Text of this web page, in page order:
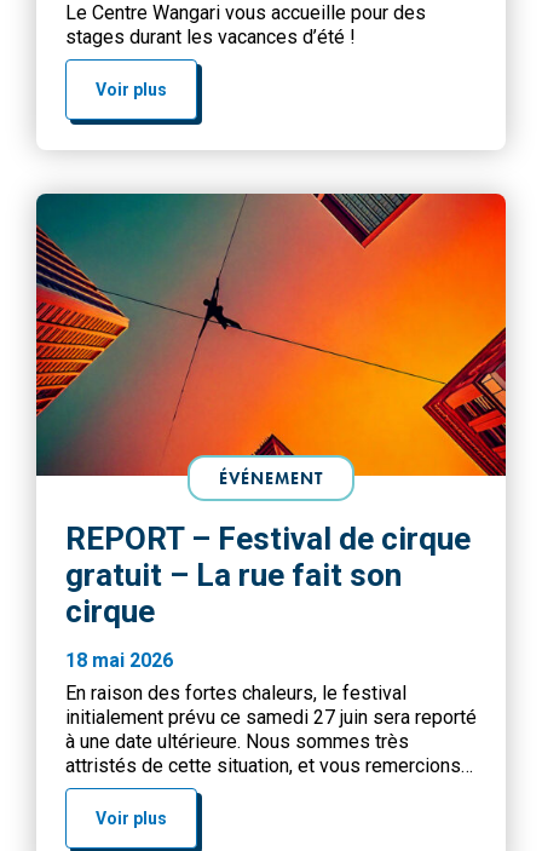
Le Centre Wangari vous accueille pour des
stages durant les vacances d’été !
Voir plus
ÉVÉNEMENT
REPORT – Festival de cirque
gratuit – La rue fait son
cirque
18 mai 2026
En raison des fortes chaleurs, le festival
initialement prévu ce samedi 27 juin sera reporté
à une date ultérieure. Nous sommes très
attristés de cette situation, et vous remercions
de votre compréhension. Le festival en extérieur
La rue fait son cirque revient au Centre Wangari !
Une édition entre rires et souffle coupé que vous
Voir plus